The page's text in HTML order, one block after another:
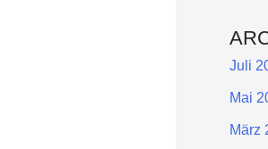
Juli
Mai
März